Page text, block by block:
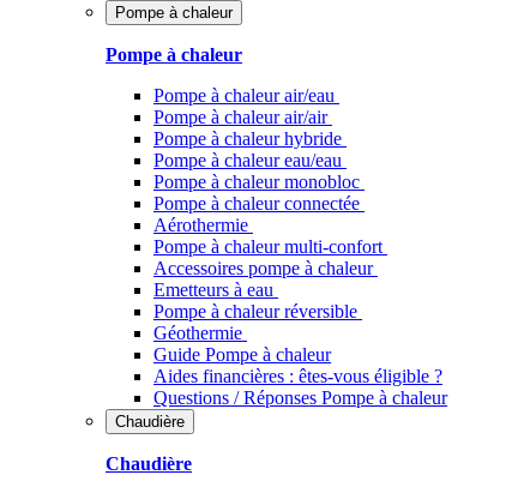
Pompe à chaleur
Pompe à chaleur
Pompe à chaleur air/eau
Pompe à chaleur air/air
Pompe à chaleur hybride
Pompe à chaleur​ eau/eau
Pompe à chaleur monobloc
Pompe à chaleur connectée
Aérothermie
Pompe à chaleur multi-confort
Accessoires pompe à chaleur
Emetteurs à eau
Pompe à chaleur réversible
Géothermie
Guide Pompe à chaleur
Aides financières : êtes-vous éligible ?
Questions / Réponses Pompe à chaleur
Chaudière
Chaudière